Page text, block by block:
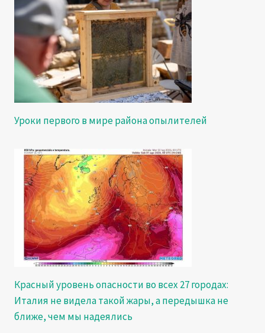
Уроки первого в мире района опылителей
Красный уровень опасности во всех 27 городах:
Италия не видела такой жары, а передышка не
ближе, чем мы надеялись